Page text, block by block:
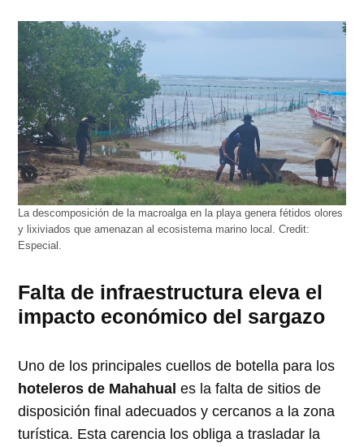
La descomposición de la macroalga en la playa genera fétidos olores
y lixiviados que amenazan al ecosistema marino local.Credit:
Especial.
Falta de infraestructura eleva el
impacto económico del sargazo
Uno de los principales cuellos de botella para los
hoteleros de Mahahual es la falta de sitios de
disposición final adecuados y cercanos a la zona
turística. Esta carencia los obliga a trasladar la